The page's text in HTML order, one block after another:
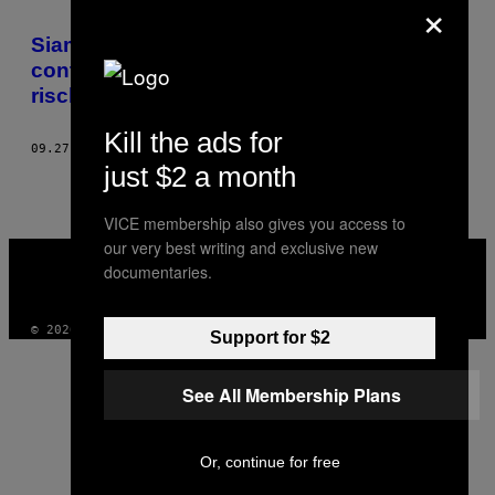
Siamo stati nel paradiso dei
contrabbandieri di Khasab prima che
rischi di scomparire
09.27.16 DIQUENTIN MÜLLER ET SEBASTIAN CASTELIER
VICE
MEDIA
© 2026 VICE DIGITAL PUBLISHING, LLC
×
Kill the ads for
just $2 a month
VICE membership also gives you access to
our very best writing and exclusive new
documentaries.
Support for $2
See All Membership Plans
Or, continue for free